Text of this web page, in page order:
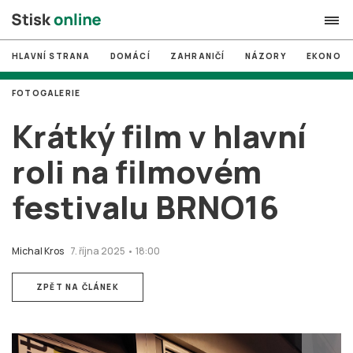
search
# MUNI
# Brno
# volby
login PŘIHLÁSIT SE
Založit nový účet
HLAVNÍ STRANA DOMÁCÍ ZAHRANIČÍ NÁZORY
Krátký film v hlavní
roli na filmovém
festivalu BRNO16
Michal Kros 7. října 2025 • 18:00
FOTOGALERIE
ZPĚT NA ČLÁNEK